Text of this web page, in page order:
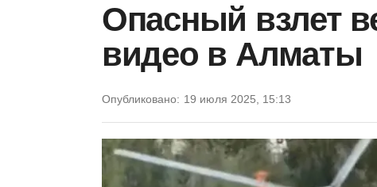
Опасный взлет
видео в Алматы
Опубликовано: 19 июля 2025, 15:13